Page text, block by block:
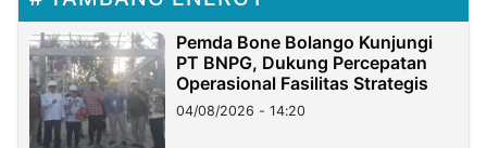
Pemda Bone Bolango Kunjungi
PT BNPG, Dukung Percepatan
Operasional Fasilitas Strategis
04/08/2026 - 14:20